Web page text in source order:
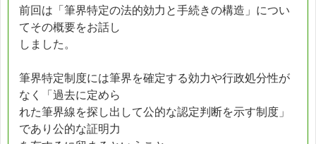
前回は「筆界特定の法的効力と手続きの構造」につい
てその概要をお話し
しました。
筆界特定制度には筆界を確定する効力や行政処分性が
なく「過去に定めら
れた筆界線を探し出して公的な認定判断を示す制度」
であり公的な証明力